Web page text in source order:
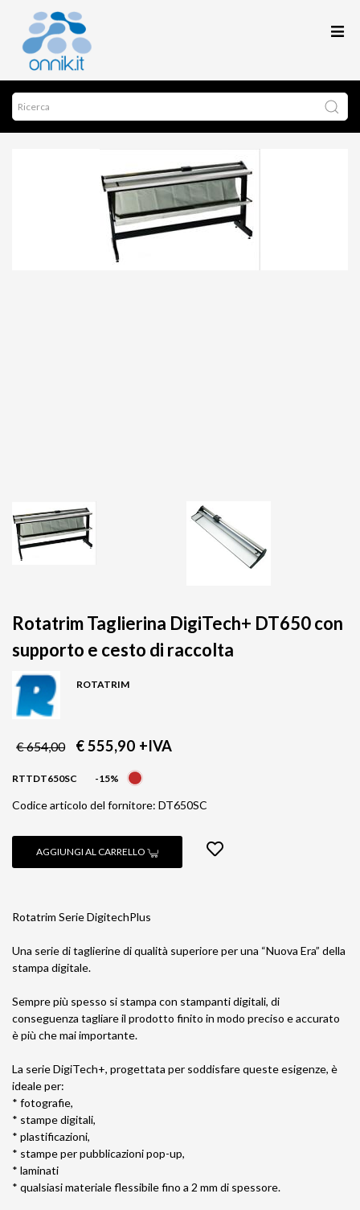
Rotatrim Taglierina DigiTech+ DT650 con
supporto e cesto di raccolta
ROTATRIM
€ 654,00 € 555,90 +IVA
RTTDT650SC -15%
Codice articolo del fornitore: DT650SC
AGGIUNGI AL CARRELLO
Rotatrim Serie DigitechPlus
Una serie di taglierine di qualità superiore per una “Nuova Era” della
stampa digitale.
Sempre più spesso si stampa con stampanti digitali, di
conseguenza tagliare il prodotto finito in modo preciso e accurato
è più che mai importante.
La serie DigiTech+, progettata per soddisfare queste esigenze, è
ideale per:
* fotografie,
* stampe digitali,
* plastificazioni,
* stampe per pubblicazioni pop-up,
* laminati
* qualsiasi materiale flessibile fino a 2 mm di spessore.